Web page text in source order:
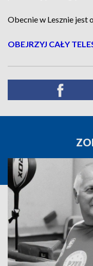
Obecnie w Lesznie jest
OBEJRZYJ CAŁY